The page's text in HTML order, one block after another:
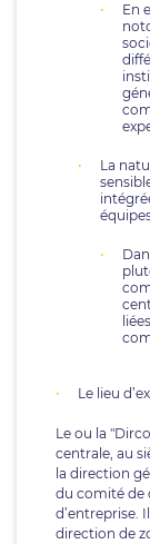
En
La
Le lieu
Le ou la
centrale, au
la direction
du comité de
d’entreprise.
direction de